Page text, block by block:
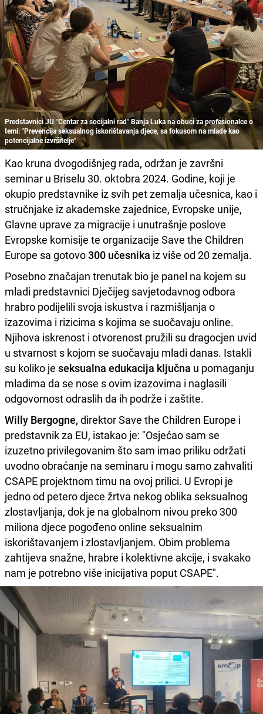
Predstavnici JU "Centar za socijalni rad" Banja Luka na obuci za profesionalce o
temi: "Prevencija seksualnog iskorištavanja djece, sa fokusom na mlade kao
potencijalne izvršitelje"
Kao kruna dvogodišnjeg rada, održan je završni
seminar u Briselu 30. oktobra 2024. Godine, koji je
okupio predstavnike iz svih pet zemalja učesnica, kao i
stručnjake iz akademske zajednice, Evropske unije,
Glavne uprave za migracije i unutrašnje poslove
Evropske komisije te organizacije Save the Children
Europe sa gotovo300 učesnika iz više od 20 zemalja.
Posebno značajan trenutak bio je panel na kojem su
mladi predstavnici Dječijeg savjetodavnog odbora
hrabro podijelili svoja iskustva i razmišljanja o
izazovima i rizicima s kojima se suočavaju online.
Njihova iskrenost i otvorenost pružili su dragocjen uvid
u stvarnost s kojom se suočavaju mladi danas. Istakli
su koliko je seksualna edukacija ključna u pomaganju
mladima da se nose s ovim izazovima i naglasili
odgovornost odraslih da ih podrže i zaštite.
Willy Bergogne, direktor Save the Children Europe i
predstavnik za EU, istakao je: "Osjećao sam se
izuzetno privilegovanim što sam imao priliku održati
uvodno obraćanje na seminaru i mogu samo zahvaliti
CSAPE projektnom timu na ovoj prilici. U Evropi je
jedno od petero djece žrtva nekog oblika seksualnog
zlostavljanja, dok je na globalnom nivou preko 300
miliona djece pogođeno online seksualnim
iskorištavanjem i zlostavljanjem. Obim problema
zahtijeva snažne, hrabre i kolektivne akcije, i svakako
nam je potrebno više inicijativa poput CSAPE".